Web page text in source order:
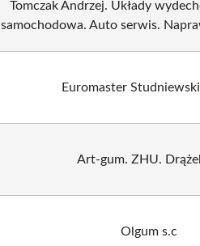
Tomczak Andrzej. Układy
samochodowa. Auto serwis.
Euromaster
Art-gum. ZHU.
Olgum s.c